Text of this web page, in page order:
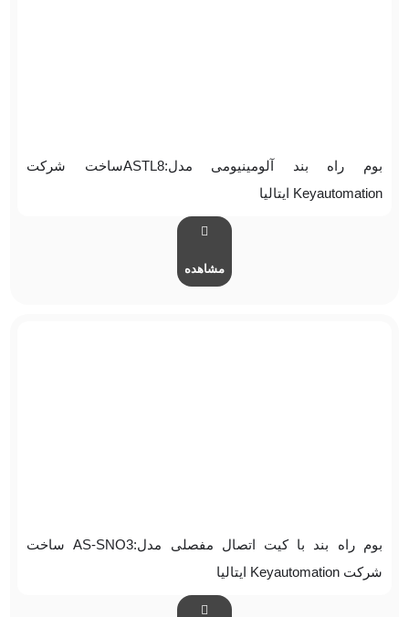
بوم راه بند آلومینیومی مدل:ASTL8ساخت شرکت
Keyautomation ایتالیا
مشاهده
بوم راه بند با کیت اتصال مفصلی مدل:AS-SNO3 ساخت
شرکت Keyautomation ایتالیا